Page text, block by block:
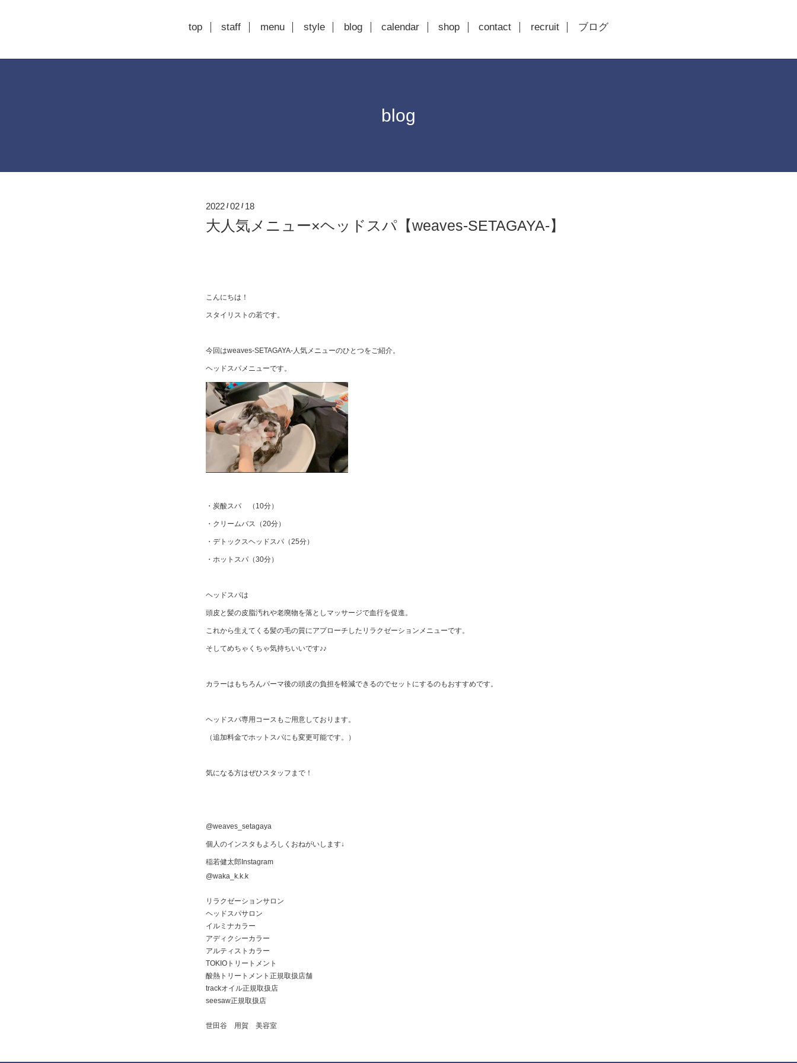
top staff menu style blog calendar shop contact recruit ブログ
blog
2022 /02 / 18
大人気メニュー×ヘッドスパ【weaves-SETAGAYA-】
こんにちは！
スタイリストの若です。
今回はweaves-SETAGAYA-人気メニューのひとつをご紹介。
ヘッドスパメニューです。
・炭酸スパ （10分）
・クリームバス（20分）
・デトックスヘッドスパ（25分）
・ホットスパ（30分）
ヘッドスパは
頭皮と髪の皮脂汚れや老廃物を落としマッサージで血行を促進。
これから生えてくる髪の毛の質にアプローチしたリラクゼーションメニューです。
そしてめちゃくちゃ気持ちいいです♪♪
カラーはもちろんパーマ後の頭皮の負担を軽減できるのでセットにするのもおすすめです。
ヘッドスパ専用コースもご用意しております。
（追加料金でホットスパにも変更可能です。）
気になる方はぜひスタッフまで！
@weaves_setagaya
個人のインスタもよろしくおねがいします↓
稲若健太郎Instagram
@waka_k.k.k
リラクゼーションサロン
ヘッドスパサロン
イルミナカラー
アディクシーカラー
アルティストカラー
TOKIOトリートメント
酸熱トリートメント正規取扱店舗
trackオイル正規取扱店
seesaw正規取扱店
世田谷 用賀 美容室